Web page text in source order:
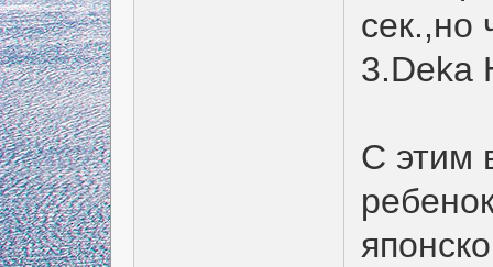
сек.,но
3.Deka
С этим